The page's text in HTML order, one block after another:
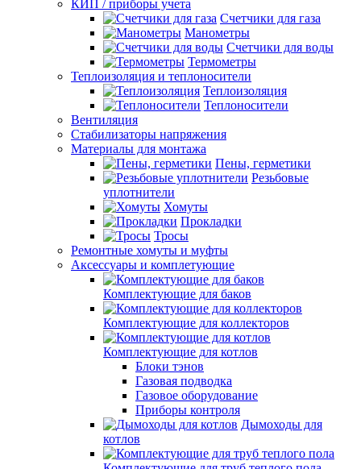
КИП / приборы учета
Счетчики для газа
Манометры
Счетчики для воды
Термометры
Теплоизоляция и теплоносители
Теплоизоляция
Теплоносители
Вентиляция
Стабилизаторы напряжения
Материалы для монтажа
Пены, герметики
Резьбовые
уплотнители
Хомуты
Прокладки
Тросы
Ремонтные хомуты и муфты
Аксессуары и комплетующие
Комплектующие для баков
Комплектующие для коллекторов
Комплектующие для котлов
Блоки тэнов
Газовая подводка
Газовое оборудование
Приборы контроля
Дымоходы для
котлов